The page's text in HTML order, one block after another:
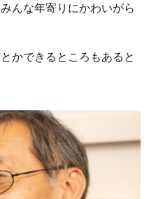
んな年寄りにかわいがら
かできるところもあると